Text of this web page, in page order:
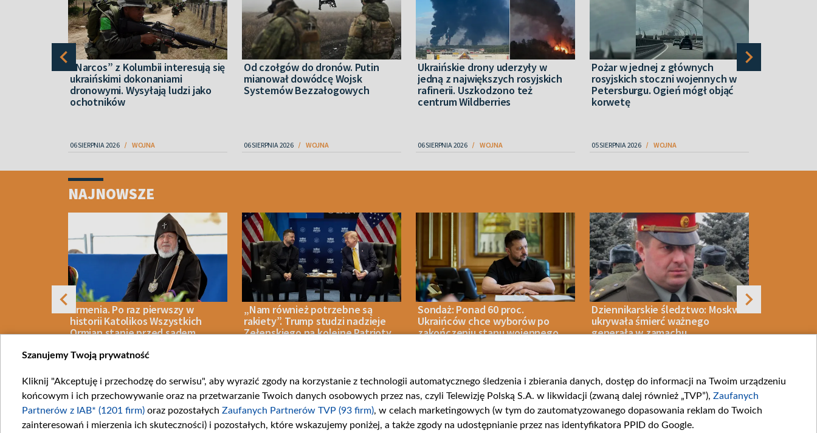
“Narcos” z Kolumbii interesują się
ukraińskimi dokonaniami
dronowymi. Wysyłają ludzi jako
ochotników
06 SIERPNIA 2026 WOJNA
Od czołgów do dronów. Putin
mianował dowódcę Wojsk
Systemów Bezzałogowych
06 SIERPNIA 2026 WOJNA
Ukraińskie drony uderzyły w
jedną z największych rosyjskich
rafinerii. Uszkodzono też
centrum Wildberries
06 SIERPNIA 2026 WOJNA
Pożar w jednej z głównych
rosyjskich stoczni wojennych w
Petersburgu. Ogień mógł objąć
korwetę
05 SIERPNIA 2026 WOJNA
NAJNOWSZE
Armenia. Po raz pierwszy w
historii Katolikos Wszystkich
Ormian stanie przed sądem
07 SIERPNIA 2026 LUDZIE
„Nam również potrzebne są
rakiety”. Trump studzi nadzieje
Zełenskiego na kolejne Patrioty
07 SIERPNIA 2026 POLITYKA
Sondaż: Ponad 60 proc.
Ukraińców chce wyborów po
zakończeniu stanu wojennego.
07 SIERPNIA 2026 POLITYKA
Dziennikarskie śledztwo: Moskwa
ukrywała śmierć ważnego
generała w zamachu
06 SIERPNIA 2026 WIADOMOŚCI 06 SIERPNIA 2026
Item
1
Szanujemy Twoją prywatność
Kliknij "Akceptuję i przechodzę do serwisu", aby wyrazić zgody na korzystanie z technologii automatycznego śledzenia i zbierania danych, dostęp do informacji na Twoim urządzeniu
końcowym i ich przechowywanie oraz na przetwarzanie Twoich danych osobowych przez nas, czyli Telewizję Polską S.A. w likwidacji (zwaną dalej również „TVP”), Zaufanych
Partnerów z IAB* (1201 firm) oraz pozostałych Zaufanych Partnerów TVP (93 firm), w celach marketingowych (w tym do zautomatyzowanego dopasowania reklam do Twoich
zainteresowań i mierzenia ich skuteczności) i pozostałych, które wskazujemy poniżej, a także zgody na udostępnianie przez nas identyfikatora PPID do Google.